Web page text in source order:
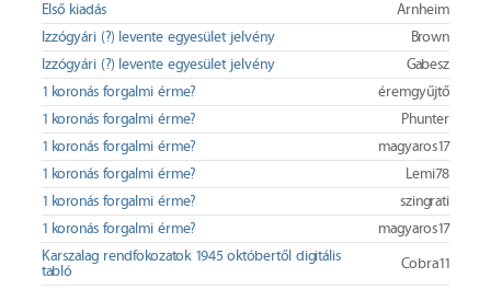
Első kiadás
Arnheim
Izzógyári (?) levente egyesület jelvény
Brown
Izzógyári (?) levente egyesület jelvény
Gabesz
1 koronás forgalmi érme?
éremgyűjtő
1 koronás forgalmi érme?
Phunter
1 koronás forgalmi érme?
magyaros17
1 koronás forgalmi érme?
Lemi78
1 koronás forgalmi érme?
szingrati
1 koronás forgalmi érme?
magyaros17
Karszalag rendfokozatok 1945 októbertől digitális
tabló
Cobra11